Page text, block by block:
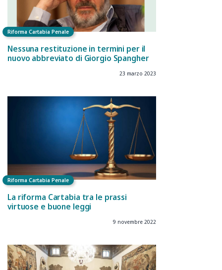
Riforma Cartabia Penale
Nessuna restituzione in termini per il
nuovo abbreviato di Giorgio Spangher
23 marzo 2023
Riforma Cartabia Penale
La riforma Cartabia tra le prassi
virtuose e buone leggi
9 novembre 2022